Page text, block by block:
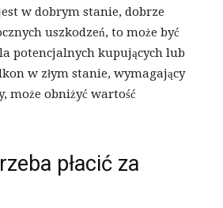
w dobrym stanie, dobrze
uszkodzeń, to może być
potencjalnych kupujących lub
w złym stanie, wymagający
może obniżyć wartość
płacić za